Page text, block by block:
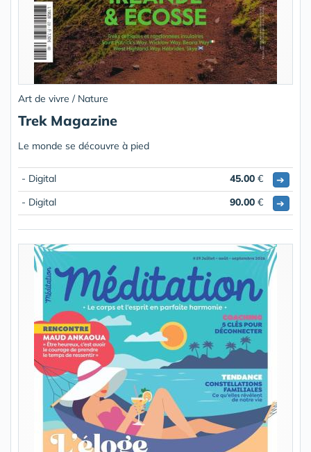
Art de vivre / Nature
Trek Magazine
Le monde se découvre à pied
- Digital 45.00 €
➔
- Digital
90.00 € ➔